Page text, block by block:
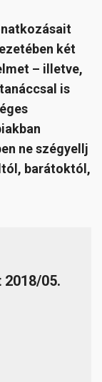
két
– illetve,
is
ne szégyellj
barátoktól,
2018/05.